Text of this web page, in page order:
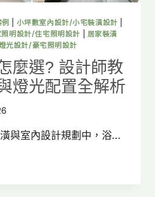
小坪數室內設計/小宅裝潢設計
明設計/住宅照明設計
居家裝潢
光設計/豪宅照明設計
麼選? 設計師教
燈光配置全解析
與室內設計規劃中，浴…